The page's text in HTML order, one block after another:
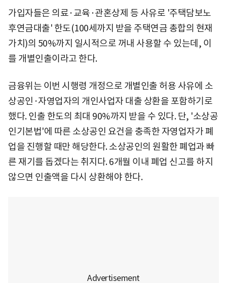
가입자들은 의료·교육·관혼상제 등 사유로 '주택담보노
후연금대출' 한도(100세까지 받을 주택연금 총합의 현재
가치)의 50%까지 일시적으로 꺼내 사용할 수 있는데, 이
를 개별인출이라고 한다.
금융위는 이번 시행령 개정으로 개별인출 허용 사유에 소
상공인·자영업자의 개인사업자 대출 상환을 포함하기로
했다. 인출 한도의 최대 90%까지 받을 수 있다. 단, '소상공
인기본법'에 따른 소상공인 요건을 충족한 자영업자가 폐
업을 진행할 때만 해당한다. 소상공인의 원활한 폐업과 빠
른 재기를 돕겠다는 취지다. 6개월 이내 폐업 신고를 하지
않으면 인출액을 다시 상환해야 한다.